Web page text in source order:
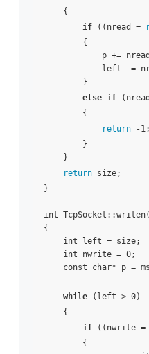
{
if ((nread =
{
p +=
left -=
}
else if (nread
{
return -1;
}
}
return size;
}
int
{
int left = size;
int nwrite = 0;
const char* p =
while (left > 0)
{
if ((nwrite =
{